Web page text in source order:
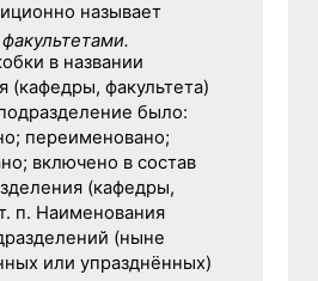
называет
факультетами.
в названии
(кафедры, факультета)
было:
переименовано;
включено в состав
(кафедры,
п. Наименования
(ныне
или упразднённых)